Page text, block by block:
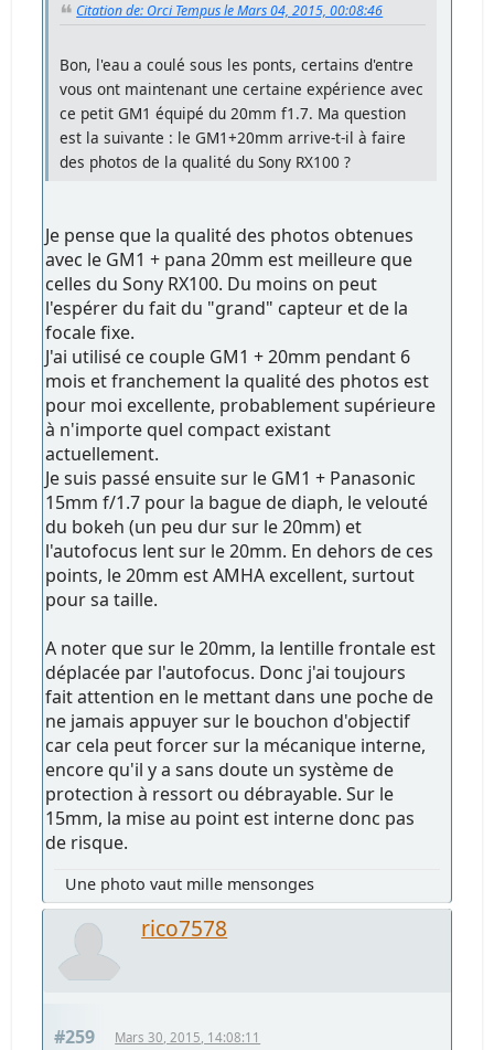
Citation de: Orci Tempus le Mars 04, 2015, 00:08:46
Bon, l'eau a coulé sous les ponts, certains d'entre
vous ont maintenant une certaine expérience avec
ce petit GM1 équipé du 20mm f1.7. Ma question
est la suivante : le GM1+20mm arrive-t-il à faire
des photos de la qualité du Sony RX100 ?
Je pense que la qualité des photos obtenues
avec le GM1 + pana 20mm est meilleure que
celles du Sony RX100. Du moins on peut
l'espérer du fait du "grand" capteur et de la
focale fixe.
J'ai utilisé ce couple GM1 + 20mm pendant 6
mois et franchement la qualité des photos est
pour moi excellente, probablement supérieure
à n'importe quel compact existant
actuellement.
Je suis passé ensuite sur le GM1 + Panasonic
15mm f/1.7 pour la bague de diaph, le velouté
du bokeh (un peu dur sur le 20mm) et
l'autofocus lent sur le 20mm. En dehors de ces
points, le 20mm est AMHA excellent, surtout
pour sa taille.
A noter que sur le 20mm, la lentille frontale est
déplacée par l'autofocus. Donc j'ai toujours
fait attention en le mettant dans une poche de
ne jamais appuyer sur le bouchon d'objectif
car cela peut forcer sur la mécanique interne,
encore qu'il y a sans doute un système de
protection à ressort ou débrayable. Sur le
15mm, la mise au point est interne donc pas
de risque.
Une photo vaut mille mensonges
rico7578
#259 Mars 30, 2015, 14:08:11